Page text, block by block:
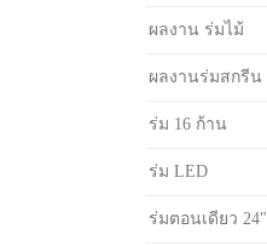
ผลงาน ร่มไม้
ผลงานร่มสกรีน
ร่ม 16 ก้าน
ร่ม LED
ร่มตอนเดียว 24"